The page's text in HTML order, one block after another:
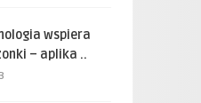
wspiera
– aplika ..